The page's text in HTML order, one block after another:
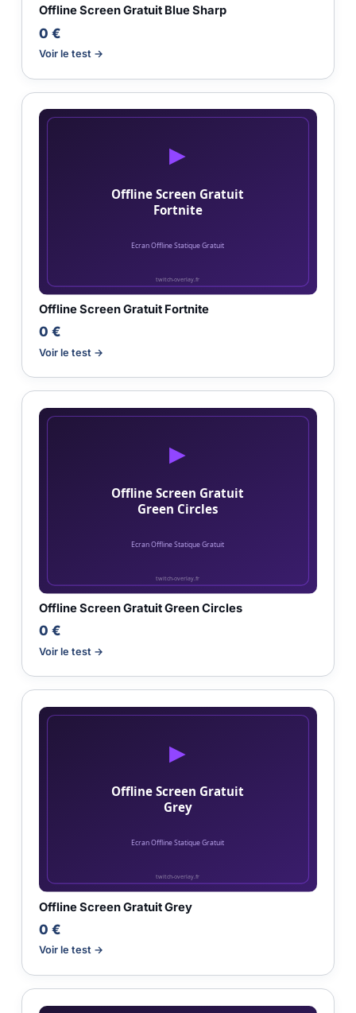
Offline Screen Gratuit Blue Sharp
0 €
Voir le test →
Offline Screen Gratuit Fortnite
0 €
Voir le test →
Offline Screen Gratuit Green Circles
0 €
Voir le test →
Offline Screen Gratuit Grey
0 €
Voir le test →